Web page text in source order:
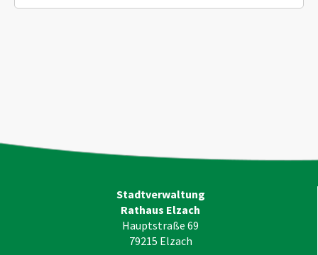
Stadtverwaltung
Rathaus Elzach
Hauptstraße 69
79215 Elzach